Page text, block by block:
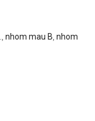
,nhom mau B ,nhom